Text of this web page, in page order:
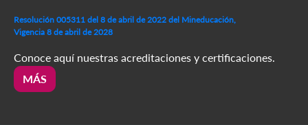
Resolución 005311 del 8 de abril de 2022 del Mineducación,
Vigencia 8 de abril de 2028
Conoce aquí nuestras acreditaciones y certificaciones.
MÁS